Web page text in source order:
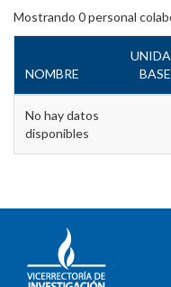
Mostrando 0personal
NOMBRE
BASE
No hay datos
disponibles